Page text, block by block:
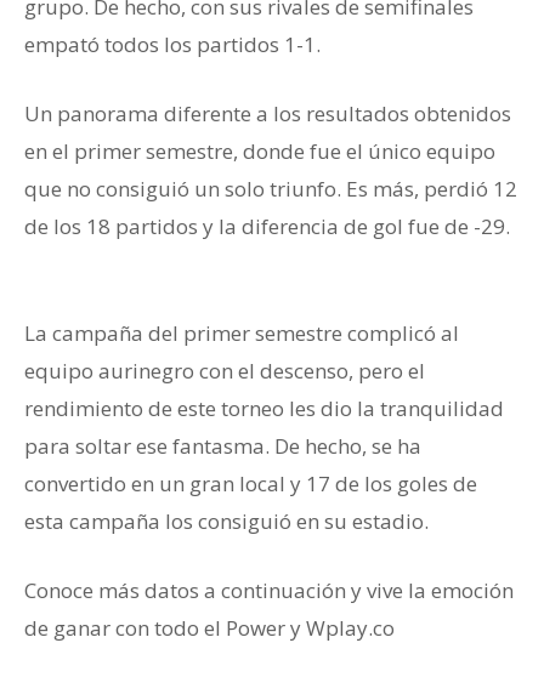
grupo. De hecho, con sus rivales de semifinales
empató todos los partidos 1-1.
Un panorama diferente a los resultados obtenidos
en el primer semestre, donde fue el único equipo
que no consiguió un solo triunfo. Es más, perdió 12
de los 18 partidos y la diferencia de gol fue de -29.
La campaña del primer semestre complicó al
equipo aurinegro con el descenso, pero el
rendimiento de este torneo les dio la tranquilidad
para soltar ese fantasma. De hecho, se ha
convertido en un gran local y 17 de los goles de
esta campaña los consiguió en su estadio.
Conoce más datos a continuación y vive la emoción
de ganar con todo el Power y Wplay.co